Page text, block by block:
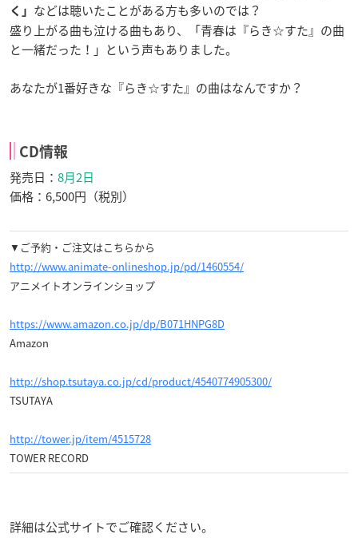
く」 などは聴いたことがある方も多いのでは？
盛り上がる曲も泣ける曲もあり、「青春は『らき☆すた』の曲
と一緒だった！」という声もありました。
あなたが1番好きな『らき☆すた』の曲はなんですか？
CD情報
発売日： 8月2日
価格：6,500円（税別）
▼ご予約・ご注文はこちらから
http://www.animate-onlineshop.jp/pd/1460554/
アニメイトオンラインショップ
https://www.amazon.co.jp/dp/B071HNPG8D
Amazon
http://shop.tsutaya.co.jp/cd/product/4540774905300/
TSUTAYA
http://tower.jp/item/4515728
TOWER RECORD
詳細は公式サイトでご確認ください。